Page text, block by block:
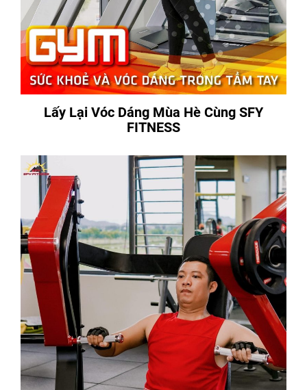
Lấy Lại Vóc Dáng Mùa Hè Cùng SFY
FITNESS